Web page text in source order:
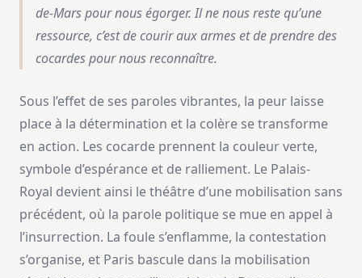
de-Mars pour nous égorger. Il ne nous reste qu’une
ressource, c’est de courir aux armes et de prendre des
cocardes pour nous reconnaître.
Sous l’effet de ses paroles vibrantes, la peur laisse
place à la détermination et la colère se transforme
en action. Les cocarde prennent la couleur verte,
symbole d’espérance et de ralliement. Le Palais-
Royal devient ainsi le théâtre d’une mobilisation sans
précédent, où la parole politique se mue en appel à
l’insurrection. La foule s’enflamme, la contestation
s’organise, et Paris bascule dans la mobilisation